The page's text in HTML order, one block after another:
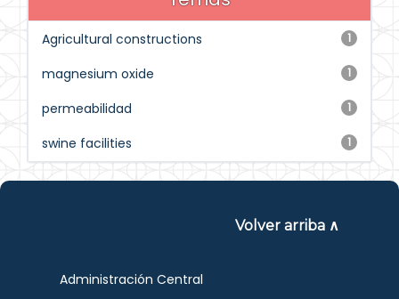
1
Agricultural constructions
1
magnesium oxide
1
permeabilidad
1
swine facilities
Volver arriba ∧
Administración Central